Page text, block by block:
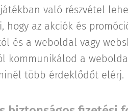
való részvétel
hogy az akciók és
és a weboldal vagy
kommunikálod a
több érdeklődőt elérj.